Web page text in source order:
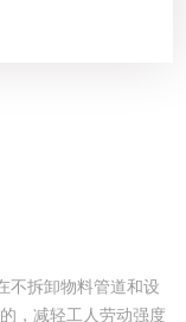
拆卸物料管道和设
，减轻工人劳动强度